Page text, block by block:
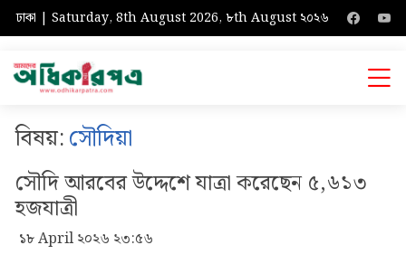
ঢাকা | Saturday, 8th August 2026, ৮th August ২০২৬
বিষয়:সৌদিয়া
সৌদি আরবের উদ্দেশে যাত্রা করেছেন ৫,৬১৩
হজযাত্রী
১৮ April ২০২৬ ২৩:৫৬